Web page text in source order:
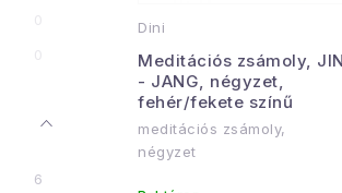
0
0
6
k
k
e
k
Dini
Meditációs zsámoly, JIN
- JANG, négyzet,
fehér/fekete színű
meditációs zsámoly,
négyzet